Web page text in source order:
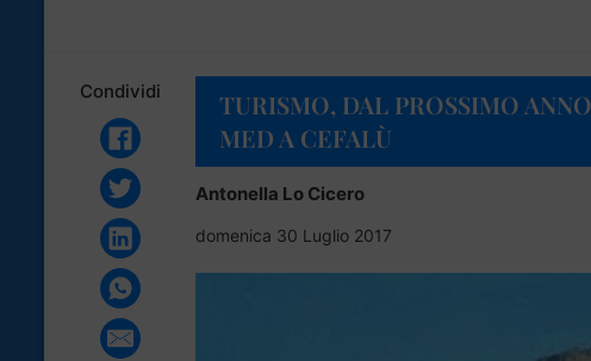
Condividi
TURISMO, DAL PROSSIMO
MED A CEFALÙ
Antonella Lo Cicero
domenica 30 Luglio 2017